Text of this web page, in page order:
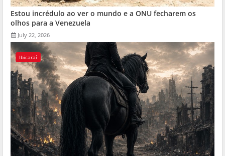
Estou incrédulo ao ver o mundo e a ONU fecharem os
olhos para a Venezuela
July 22, 2026
Ibicaraí